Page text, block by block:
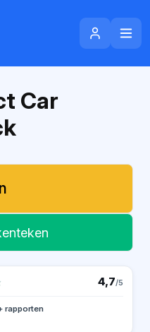
Car
4,7/5
rapporten